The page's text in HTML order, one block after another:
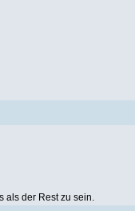
als der Rest zu sein.